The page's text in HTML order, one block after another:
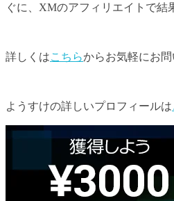
ぐに、XMのアフィリエイトで結
詳しくはこちらからお気軽にお問
ようすけの詳しいプロフィールは